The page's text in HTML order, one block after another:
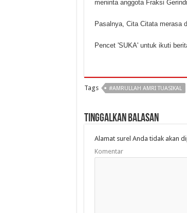
meninta anggota Fraksi
Pasalnya, Cita Citata merasa
Pencet 'SUKA' untuk ikuti
Tags #AMRULLAH AMRI TUASIKAL
Tinggalkan Balasan
Alamat surel Anda tidak akan
Komentar